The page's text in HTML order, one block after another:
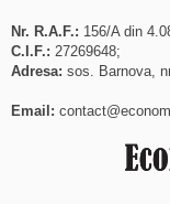
Nr. R.A.F.: 156/A din
C.I.F.: 27269648;
Adresa: sos. Barnova,
Email: